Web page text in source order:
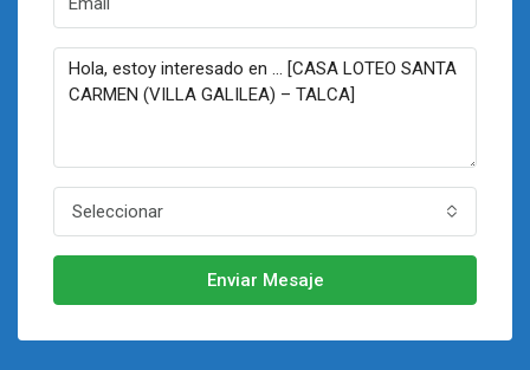
Seleccionar
Enviar Mesaje